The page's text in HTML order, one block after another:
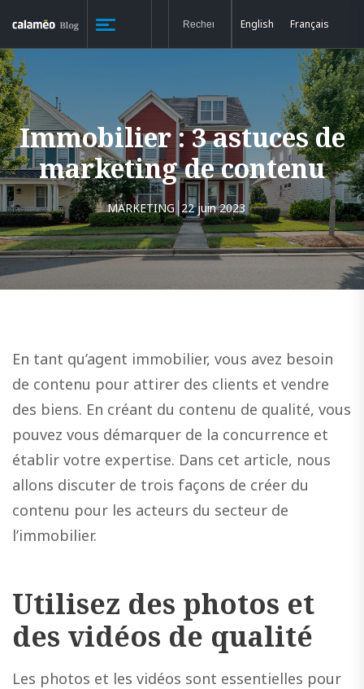
English Français
Immobilier : 3 astuces de
marketing de contenu
MARKETING 22 juin 2023
En tant qu’agent immobilier, vous avez besoin
de contenu pour attirer des clients et vendre
des biens. En créant du contenu de qualité, vous
pouvez vous démarquer de la concurrence et
établir votre expertise. Dans cet article, nous
allons discuter de trois façons de créer du
contenu pour les acteurs du secteur de
l’immobilier.
Utilisez des photos et
des vidéos de qualité
Les photos et les vidéos sont essentielles pour